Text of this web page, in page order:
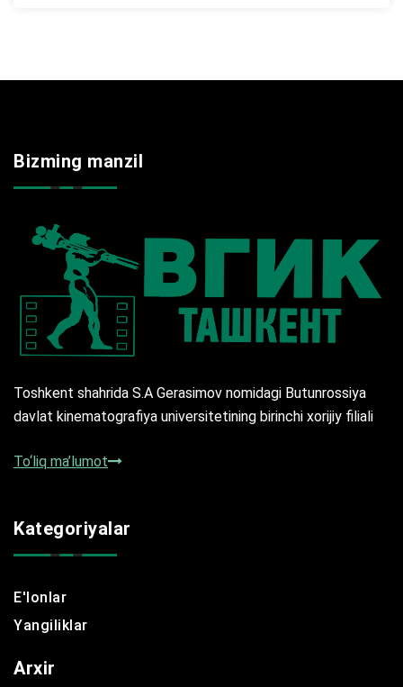
Bizming manzil
Toshkent shahrida S.A Gerasimov nomidagi Butunrossiya
davlat kinematografiya universitetining birinchi xorijiy filiali
To‘liq ma’lumot
Kategoriyalar
E'lonlar
Yangiliklar
Arxir